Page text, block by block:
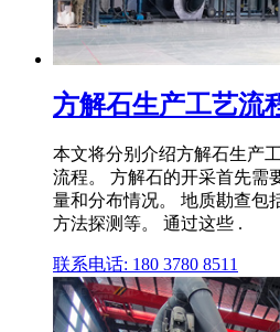
方解石生产工艺流
本文将分别介绍方解石生产
流程。 方解石的开采首先需
量和分布情况。 地质勘查包
方法探测等。 通过这些 .
联系电话: 180 3780 8511